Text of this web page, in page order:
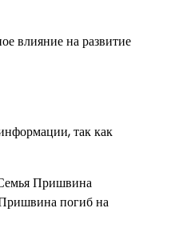
влияние на развитие
так как
Пришвина
погиб на